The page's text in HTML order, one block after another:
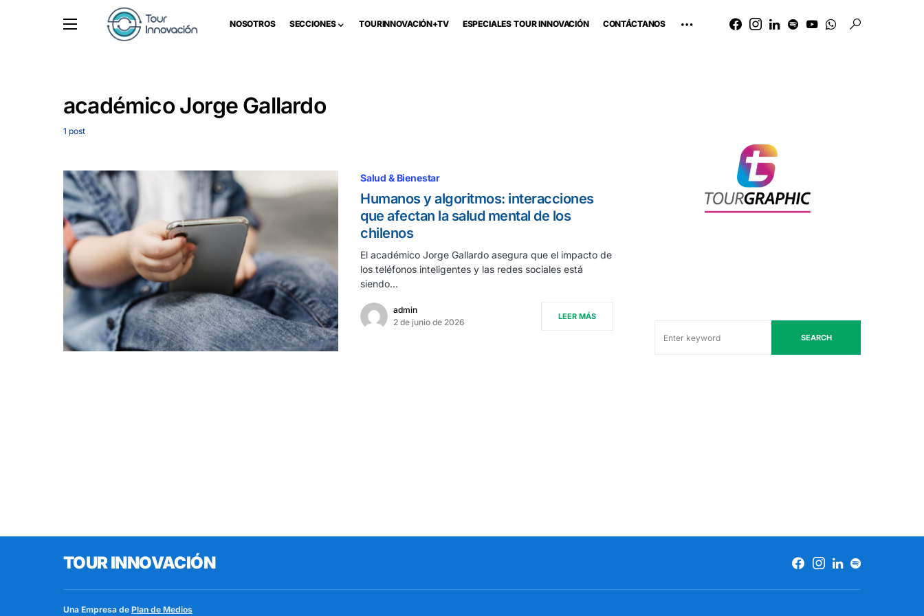
NOSOTROS SECCIONES TOURINNOVACIÓN+TV ESPECIALES TOUR INNOVACIÓN CONTÁCTANOS
académico Jorge Gallardo
1 post
Salud & Bienestar
Humanos y algoritmos: interacciones
que afectan la salud mental de los
chilenos
El académico Jorge Gallardo asegura que el impacto de
los teléfonos inteligentes y las redes sociales está
siendo…
admin
2 de junio de 2026
LEER MÁS
SEARCH
TOUR INNOVACIÓN
Una Empresa de Plan de Medios